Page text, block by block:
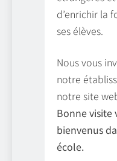
d’enrichir la
ses élèves.
Nous vous
notre
notre site
Bonne visite
bienvenus
école.